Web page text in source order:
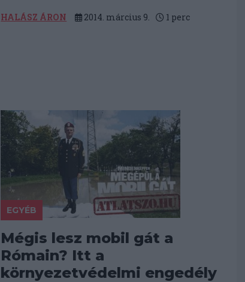
HALÁSZ ÁRON 2014. március 9. 1 perc
EGYÉB
Mégis lesz mobil gát a
Rómain? Itt a
környezetvédelmi engedély